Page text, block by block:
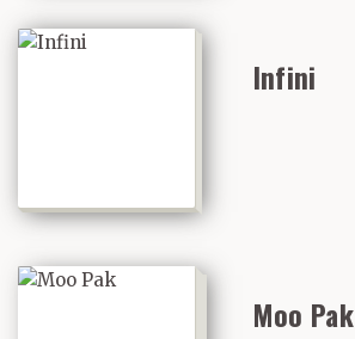
Infini
Moo Pak